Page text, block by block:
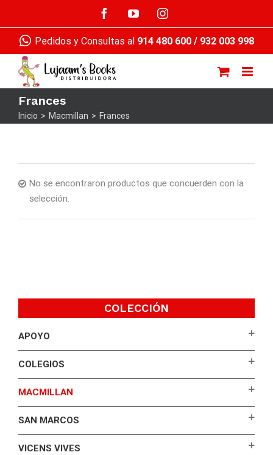
contenido
FacebookYouTubeInstagram
Pedidos y Consultas al 914 480 600/ 932 003 998
Frances
Inicio > Macmillan > Frances
No se encontraron productos que concuerden con la
selección.
COLECCIÓN
APOYO
COLEGIOS
MACMILLAN
SAN MARCOS
VICENS VIVES